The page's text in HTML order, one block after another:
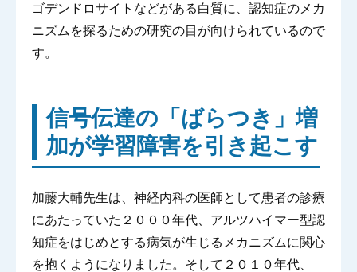
ゴデンドロサイトなどがある白質に、認知症のメカ
ニズムを探るための研究の目が向けられているので
す。
信号伝達の「ばらつき」増
加が学習障害を引き起こす
加藤大輔先生は、神経内科の医師として患者の診療
にあたっていた２０００年代、アルツハイマー型認
知症をはじめとする病気が生じるメカニズムに関心
を抱くようになりました。そして２０１０年代、